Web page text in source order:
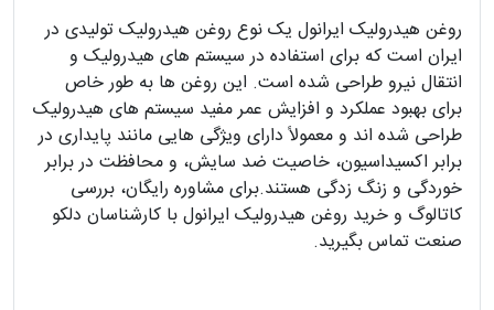
روغن هیدرولیک ایرانول یک نوع روغن هیدرولیک تولیدی در
ایران است که برای استفاده در سیستم های هیدرولیک و
انتقال نیرو طراحی شده است. این روغن ها به طور خاص
برای بهبود عملکرد و افزایش عمر مفید سیستم های هیدرولیک
طراحی شده اند و معمولاً دارای ویژگی هایی مانند پایداری در
برابر اکسیداسیون، خاصیت ضد سایش، و محافظت در برابر
خوردگی و زنگ زدگی هستند.برای مشاوره رایگان، بررسی
کاتالوگ و خرید روغن هیدرولیک ایرانول با کارشناسان دلکو
صنعت تماس بگیرید.